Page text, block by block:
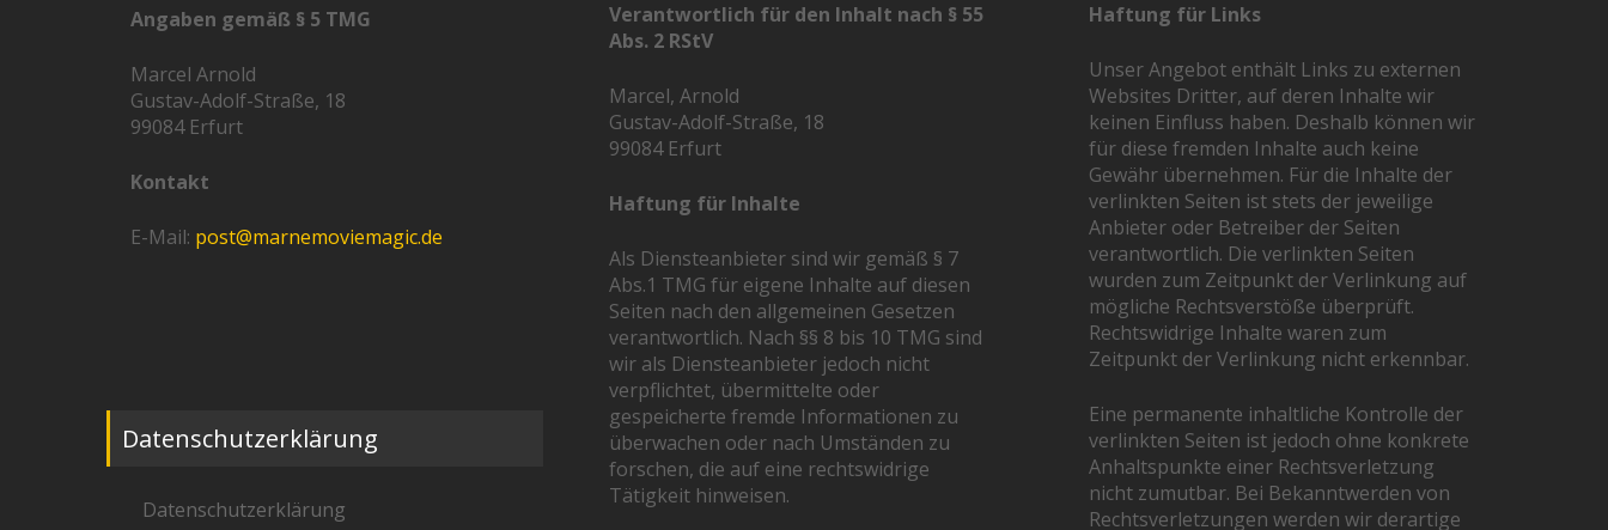
Angaben gemäß § 5 TMG
Marcel Arnold
Gustav-Adolf-Straße, 18
99084 Erfurt
Kontakt
E-Mail: post@marnemoviemagic.de
Datenschutzerklärung
Datenschutzerklärung
Verantwortlich für den Inhalt nach § 55
Abs. 2 RStV
Marcel, Arnold
Gustav-Adolf-Straße, 18
99084 Erfurt
Haftung für Inhalte
Als Diensteanbieter sind wir gemäß § 7
Abs.1 TMG für eigene Inhalte auf diesen
Seiten nach den allgemeinen Gesetzen
verantwortlich. Nach §§ 8 bis 10 TMG sind
wir als Diensteanbieter jedoch nicht
verpflichtet, übermittelte oder
gespeicherte fremde Informationen zu
überwachen oder nach Umständen zu
forschen, die auf eine rechtswidrige
Tätigkeit hinweisen.
Haftung für Links
Unser Angebot enthält Links zu externen
Websites Dritter, auf deren Inhalte wir
keinen Einfluss haben. Deshalb können wir
für diese fremden Inhalte auch keine
Gewähr übernehmen. Für die Inhalte der
verlinkten Seiten ist stets der jeweilige
Anbieter oder Betreiber der Seiten
verantwortlich. Die verlinkten Seiten
wurden zum Zeitpunkt der Verlinkung auf
mögliche Rechtsverstöße überprüft.
Rechtswidrige Inhalte waren zum
Zeitpunkt der Verlinkung nicht erkennbar.
Eine permanente inhaltliche Kontrolle der
verlinkten Seiten ist jedoch ohne konkrete
Anhaltspunkte einer Rechtsverletzung
nicht zumutbar. Bei Bekanntwerden von
Rechtsverletzungen werden wir derartige